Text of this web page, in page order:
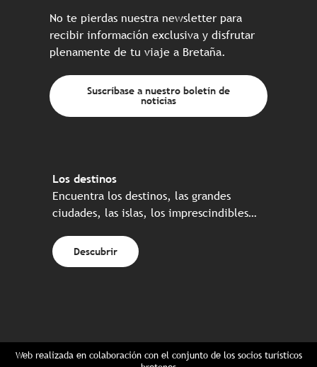
No te pierdas nuestra newsletter para
recibir información exclusiva y disfrutar
plenamente de tu viaje a Bretaña.
Suscríbase a nuestro boletín de
noticias
Los destinos
Encuentra los destinos, las grandes
ciudades, las islas, los imprescindibles…
Descubrir
Web realizada en colaboración con el conjunto de los socios turísticos